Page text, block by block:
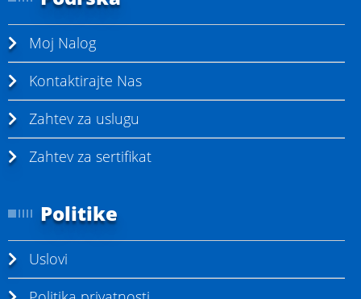
Moj Nalog
Kontaktirajte Nas
Zahtev za uslugu
Zahtev za sertifikat
Politike
Uslovi